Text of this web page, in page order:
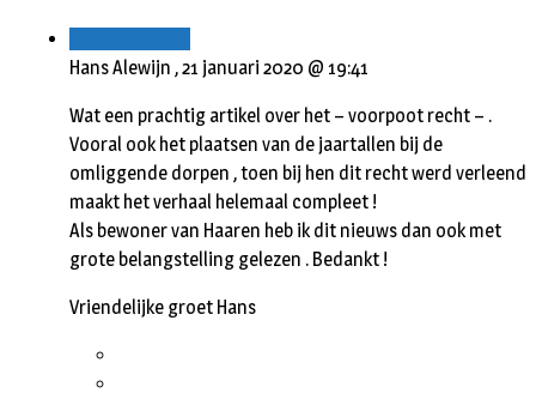
Hans Alewijn ,21 januari 2020 @ 19:41
Wat een prachtig artikel over het – voorpoot recht – .
Vooral ook het plaatsen van de jaartallen bij de
omliggende dorpen , toen bij hen dit recht werd verleend
maakt het verhaal helemaal compleet !
Als bewoner van Haaren heb ik dit nieuws dan ook met
grote belangstelling gelezen . Bedankt !
Vriendelijke groet Hans